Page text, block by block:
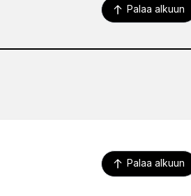
Palaa alkuun
Palaa alkuun